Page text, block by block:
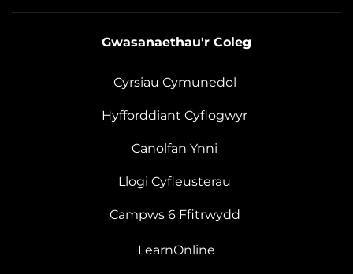
Gwasanaethau'r Coleg
Cyrsiau Cymunedol
Hyfforddiant Cyflogwyr
Canolfan Ynni
Llogi Cyfleusterau
Campws 6 Ffitrwydd
LearnOnline